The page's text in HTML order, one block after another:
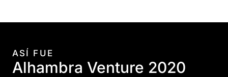
ASÍ FUE
Alhambra Venture 2020